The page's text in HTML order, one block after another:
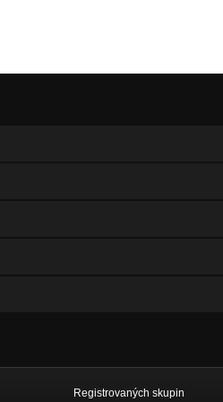
Registrovaných skupin